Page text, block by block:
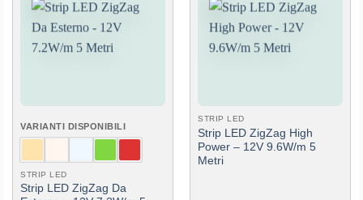
alla lista
VARIANTI DISPONIBILI
STRIP LED
Strip LED ZigZag Da
alla lista
desideri
STRIP LED
Strip LED ZigZag High
Power – 12V 9.6W/m 5
Metri